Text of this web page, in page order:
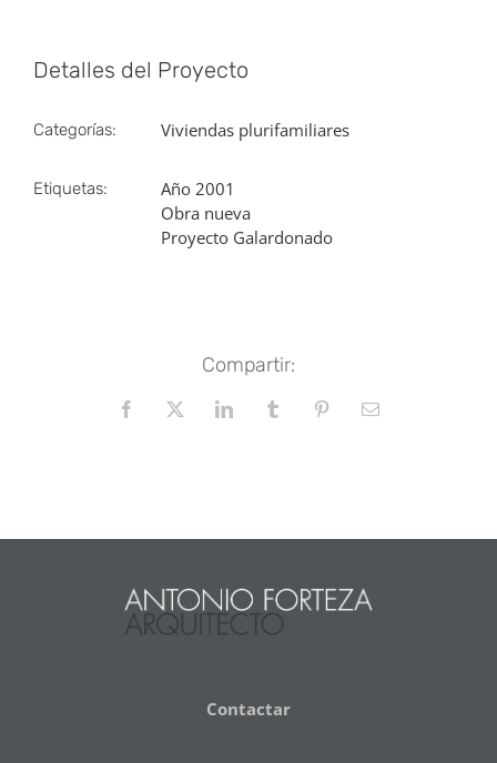
Detalles del Proyecto
Categorías: Viviendas plurifamiliares
Etiquetas:
Año 2001
Obra nueva
Proyecto Galardonado
Compartir:
Facebook
X LinkedInTumblrPinterestCorreo
Contactar